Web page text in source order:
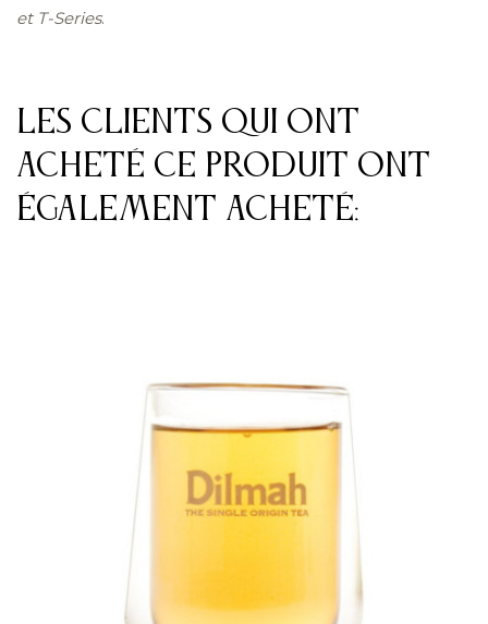
et T-Series.
Les clients qui ont
acheté ce produit ont
également acheté: